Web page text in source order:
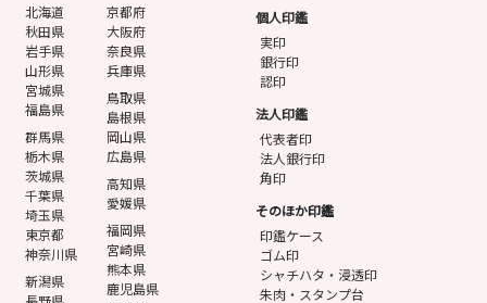
北海道
秋田県
岩手県
山形県
宮城県
福島県
群馬県
栃木県
茨城県
千葉県
埼玉県
東京都
神奈川県
新潟県
京都府
大阪府
奈良県
兵庫県
鳥取県
島根県
岡山県
広島県
高知県
愛媛県
福岡県
宮崎県
熊本県
鹿児島県
個人印鑑
実印
銀行印
認印
法人印鑑
代表者印
法人銀行印
角印
そのほか印鑑
印鑑ケース
ゴム印
シャチハタ・浸透印
朱肉・スタンプ台